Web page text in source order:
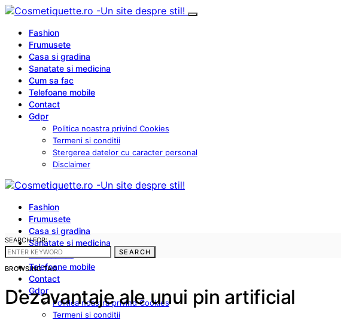
Fashion
Frumusete
Casa si gradina
Sanatate si medicina
Cum sa fac
Telefoane mobile
Contact
Gdpr
Politica noastra privind Cookies
Termeni si conditii
Stergerea datelor cu caracter personal
Disclaimer
Fashion
Frumusete
Casa si gradina
Sanatate si medicina
Cum sa fac
Telefoane mobile
Contact
Gdpr
Politica noastra privind Cookies
Termeni si conditii
SEARCH FOR:
SEARCH
BROWSING TAG
Dezavantaje ale unui pin artificial